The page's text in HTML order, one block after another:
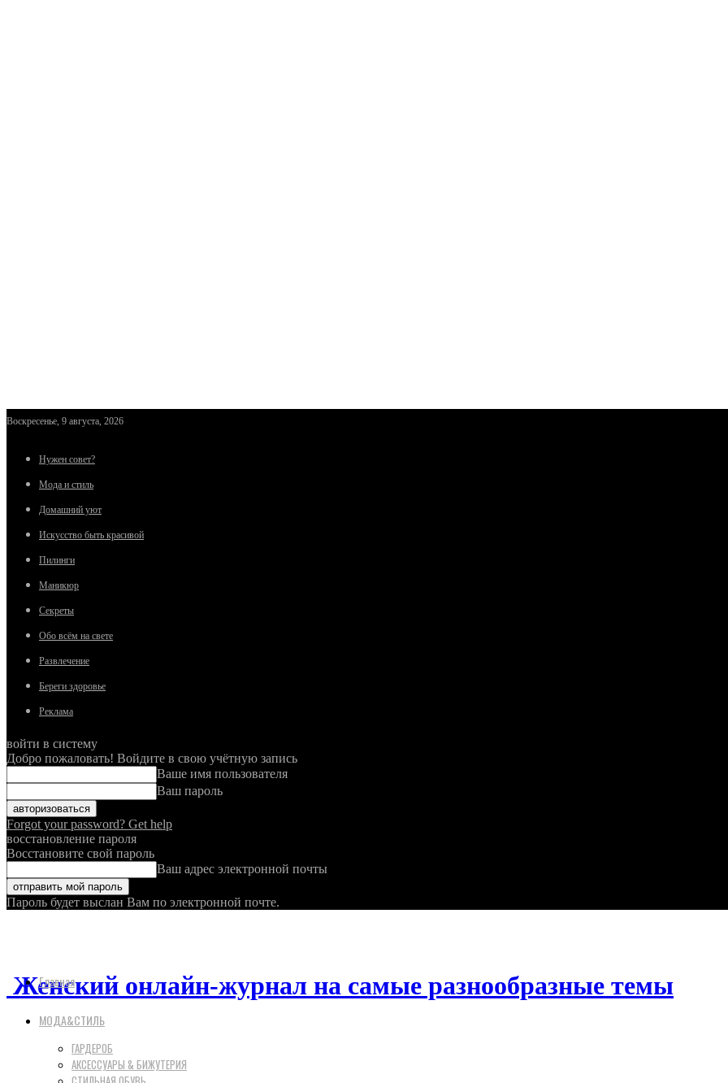
Воскресенье, 9 августа, 2026
Нужен совет?
Мода и стиль
Домашний уют
Искусство быть красивой
Пилинги
Маникюр
Секреты
Обо всём на свете
Развлечение
Береги здоровье
Реклама
войти в систему
Добро пожаловать! Войдите в свою учётную запись
Ваше имя пользователя
Ваш пароль
Forgot your password? Get help
восстановление пароля
Восстановите свой пароль
Ваш адрес электронной почты
Пароль будет выслан Вам по электронной почте.
Женский онлайн-журнал на самые разнообразные темы
Главная
МОДА&СТИЛЬ
ГАРДЕРОБ
АКСЕССУАРЫ & БИЖУТЕРИЯ